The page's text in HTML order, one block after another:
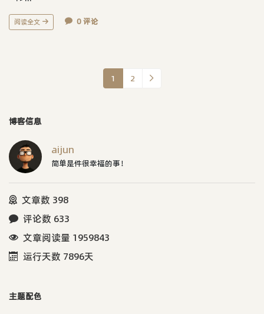
阅读全文 0 评论
1 2
博客信息
aijun
简单是件很幸福的事！
文章数 398
评论数 633
文章阅读量 1959843
运行天数 7896天
主题配色